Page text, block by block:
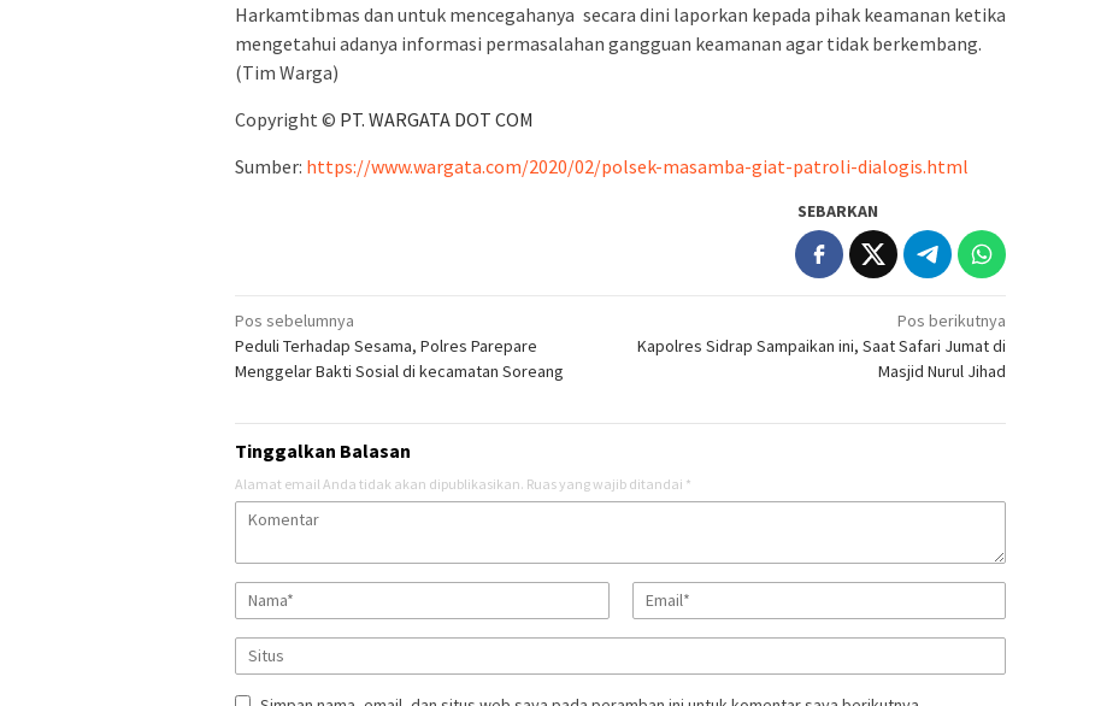
Harkamtibmas dan untuk mencegahanya secara dini laporkan kepada pihak keamanan ketika
mengetahui adanya informasi permasalahan gangguan keamanan agar tidak berkembang.
(Tim Warga)
Copyright © PT. WARGATA DOT COM
Sumber: https://www.wargata.com/2020/02/polsek-masamba-giat-patroli-dialogis.html
SEBARKAN
Navigasi
pos
Pos sebelumnya
Peduli Terhadap Sesama, Polres Parepare
Menggelar Bakti Sosial di kecamatan Soreang
Pos berikutnya
Kapolres Sidrap Sampaikan ini, Saat Safari Jumat di
Masjid Nurul Jihad
Tinggalkan Balasan
Alamat email Anda tidak akan dipublikasikan. Ruas yang wajib ditandai *